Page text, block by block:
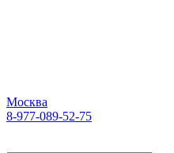
Москва
8-977-089-52-75